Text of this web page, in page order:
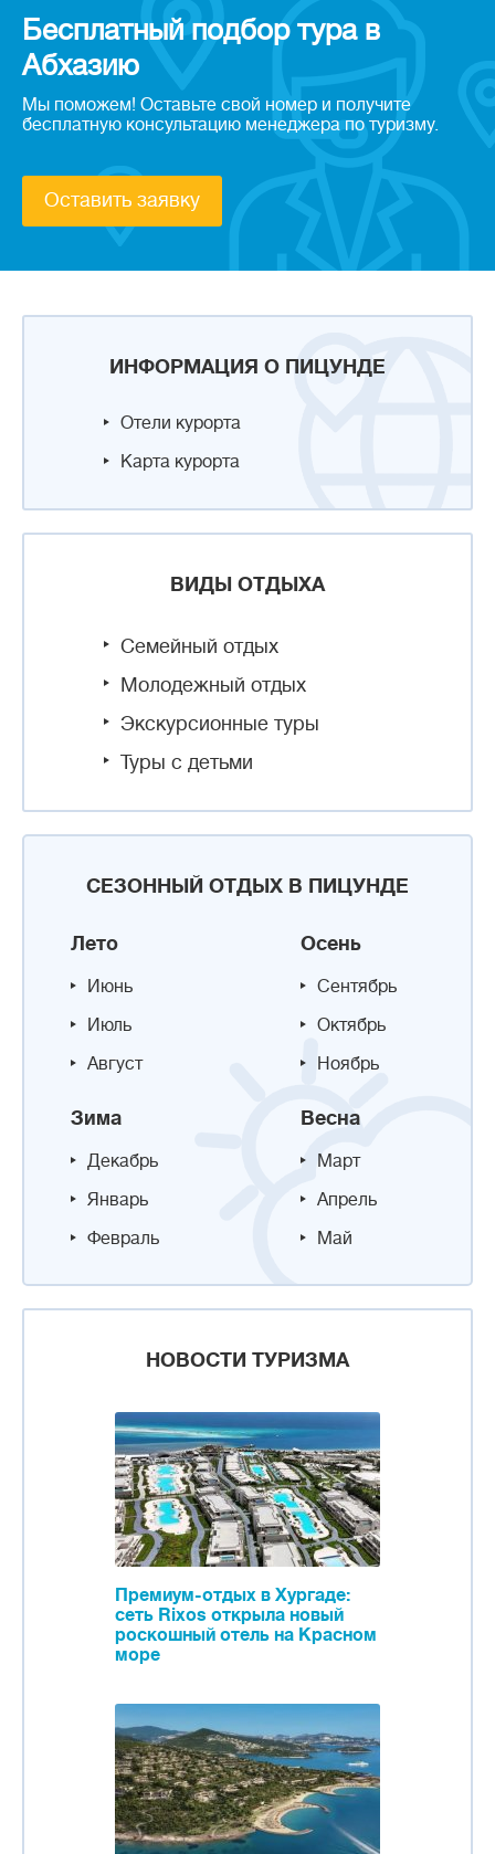
ИНФОРМАЦИЯ О ПИЦУНДЕ
Отели курорта
Карта курорта
ВИДЫ ОТДЫХА
Семейный отдых
Молодежный отдых
Экскурсионные туры
Туры с детьми
СЕЗОННЫЙ ОТДЫХ В ПИЦУНДЕ
Лето
Июнь
Июль
Август
Осень
Сентябрь
Октябрь
Ноябрь
Зима
Декабрь
Январь
Февраль
Весна
Март
Апрель
Май
НОВОСТИ ТУРИЗМА
Премиум-отдых в Хургаде:
сеть Rixos открыла новый
роскошный отель на Красном
море
Бесплатный подбор тура в
Абхазию
Мы поможем! Оставьте свой номер и получите
бесплатную консультацию менеджера по туризму.
Оставить заявку